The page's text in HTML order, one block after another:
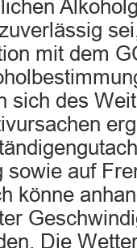
mit dem
sich des
sowie auf
könne
Die